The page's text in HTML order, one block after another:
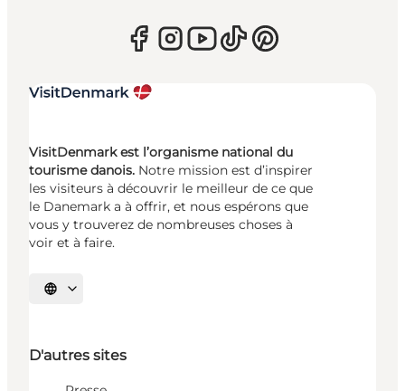
VisitDenmark est l’organisme national du
tourisme danois. Notre mission est d’inspirer
les visiteurs à découvrir le meilleur de ce que
le Danemark a à offrir, et nous espérons que
vous y trouverez de nombreuses choses à
voir et à faire.
Choisissez la langue
D'autres sites